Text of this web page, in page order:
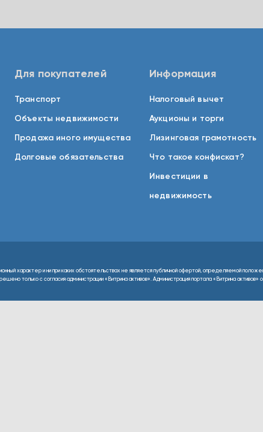
Для покупателей
Транспорт
Объекты недвижимости
Продажа иного имущества
Долговые обязательства
Информация
Налоговый вычет
Аукционы и торги
Лизинговая грамотность
Что такое конфискат?
Инвестиции в
недвижимость
характер и ни при каких обстоятельствах не является публичной офертой, определяемой
только с согласия администрации «Витрина активов». Администрация портала «Витрина